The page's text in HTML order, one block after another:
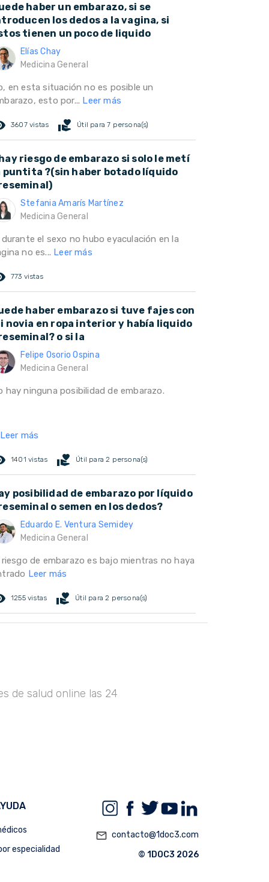
haber un embarazo, si se
los dedos a la vagina, si
tienen un poco de liquido
Elías Chay
Medicina General
en esta situación no es posible un
esto por... Leer más
3607 vistas volunteer_activism Útil para 7 persona(s)
riesgo de embarazo si solo le metí
puntita ?(sin haber botado líquido
Stefania Amarís Martínez
Medicina General
durante el sexo no hubo eyaculación en la
no es... Leer más
773 vistas
haber embarazo si tuve fajes con
novia en ropa interior y había liquido
o si la
Felipe Osorio Ospina
Medicina General
hay ninguna posibilidad de embarazo.
Leer más
1401 vistas volunteer_activism Útil para 2 persona(s)
posibilidad de embarazo por líquido
o semen en los dedos?
Eduardo E. Ventura Semidey
Medicina General
riesgo de embarazo es bajo mientras no haya
Leer más
1255 vistas volunteer_activism Útil para 2 persona(s)
de salud online las 24
especialidad
mail_outline contacto@1doc3.com
© 1DOC3 2026